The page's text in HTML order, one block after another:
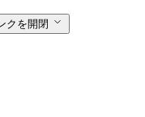
クを開閉